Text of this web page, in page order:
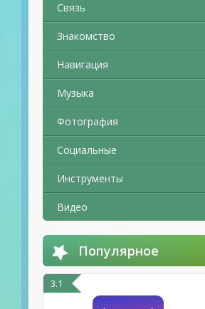
Связь
Знакомство
Навигация
Музыка
Фотография
Социальные
Инструменты
Видео
Популярное
3.1